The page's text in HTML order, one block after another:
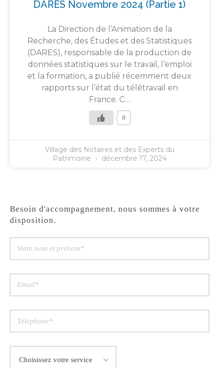
DARES Novembre 2024 (partie 1)
La Direction de l’Animation de la
Recherche, des Études et des Statistiques
(DARES), responsable de la production de
données statistiques sur le travail, l’emploi
et la formation, a publié récemment deux
rapports sur l’état du télétravail en
France. C…
0
Village des Notaires et des Experts du
Patrimoine
décembre 17, 2024
Besoin d'accompagnement, nous sommes à votre
disposition.